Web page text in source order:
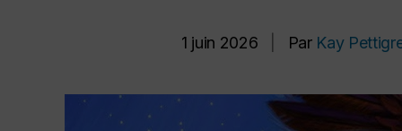
1 juin 2026 Par Kay